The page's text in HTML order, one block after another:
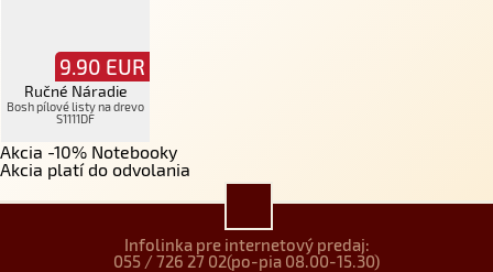
9.90 EUR
Ručné Náradie
Bosh pílové listy na drevo
S1111DF
Akcia -10% Notebooky
Akcia platí do odvolania
Infolinka pre internetový predaj:
055 / 726 27 02(po-pia 08.00-15.30)